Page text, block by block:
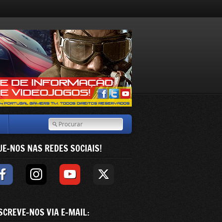
NOS NAS REDES SOCIAIS!
NOS VIA E-MAIL: